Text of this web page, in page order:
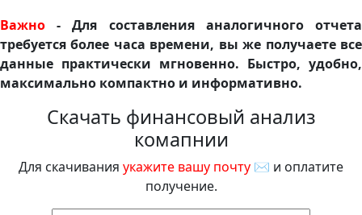
Важно - Для составления аналогичного отчета
требуется более часа времени, вы же получаете все
данные практически мгновенно. Быстро, удобно,
максимально компактно и информативно.
Скачать финансовый анализ
комапнии
Для скачивания укажите вашу почту ✉ и оплатите
получение.